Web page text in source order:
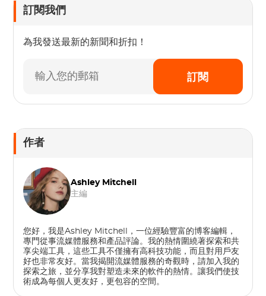
訂閱我們
為我發送最新的新聞和折扣！
訂閱
作者
Ashley Mitchell
主編
您好，我是Ashley Mitchell，一位經驗豐富的博客編輯，
專門從事流媒體服務和產品評論。我的熱情圍繞著探索和共
享尖端工具，這些工具不僅擁有高科技功能，而且對用戶友
好也非常友好。當我揭開流媒體服務的奇觀時，請加入我的
探索之旅，並分享我對塑造未來的軟件的熱情。讓我們使技
術成為每個人更友好，更包容的空間。